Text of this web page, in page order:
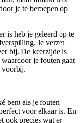
je te beroepen op
is heb je geleerd op te
Je verzet
bij. De keerzijde is
je fouten gaat
voorbij.
bent als je fouten
voor elkaar is. En
ook precies wat er